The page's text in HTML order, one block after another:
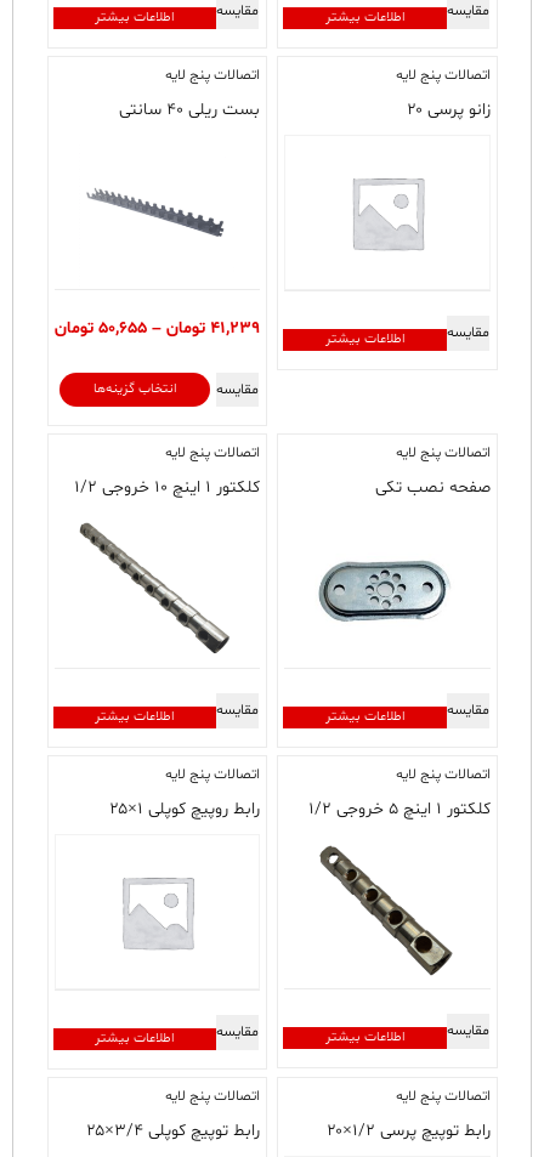
اطلاعات بیشتر مقایسه اطلاعات بیشتر مقایسه
اتصالات پنج لایه
زانو پرسی ۲۰
اطلاعات بیشتر مقایسه
اتصالات پنج لایه
بست ریلی ۴۰ سانتی
41,239 تومان –
50,655 تومانمحدوده
انتخاب گزینه‌ها
این
انواع
مختلفی
محصول
شوند
مقایسه
اتصالات پنج لایه
صفحه نصب تکی
اطلاعات بیشتر مقایسه
اتصالات پنج لایه
کلکتور ۱ اینچ ۱۰ خروجی ۱/۲
اطلاعات بیشتر مقایسه
اتصالات پنج لایه
کلکتور ۱ اینچ ۵ خروجی ۱/۲
اطلاعات بیشتر مقایسه
اتصالات پنج لایه
رابط روپیچ کوپلی ۱×۲۵
اطلاعات بیشتر مقایسه
اتصالات پنج لایه
رابط توپیچ پرسی ۱/۲×۲۰
اتصالات پنج لایه
رابط توپیچ کوپلی ۳/۴×۲۵